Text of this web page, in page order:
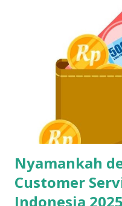
ditinggal recruiter, yuk
yang cepat, gratis, dan
yang gaptek sekalipun.
Buat CS dan Job Online
sekarang, kecepatan dan
cuma buat call center,
remote, customer service
data entry. Semuanya
Nyamankah
Customer
Indonesia 2025